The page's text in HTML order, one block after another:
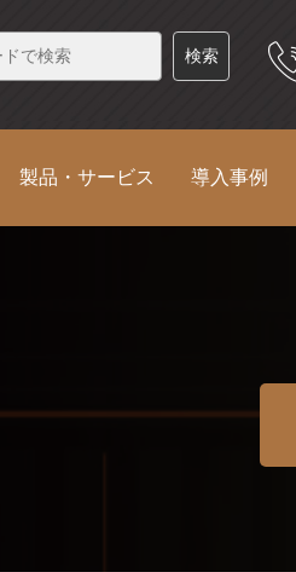
製品・サービス 導入事例